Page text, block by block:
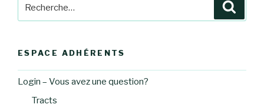
ESPACE ADHÉRENTS
Login – Vous avez une question?
Tracts